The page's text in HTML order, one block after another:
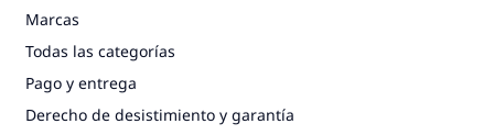
Marcas
Todas las categorías
Pago y entrega
Derecho de desistimiento y garantía